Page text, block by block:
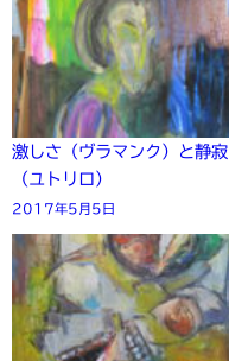
激しさ（ヴラマンク）と静寂
（ユトリロ）
2017年5月5日